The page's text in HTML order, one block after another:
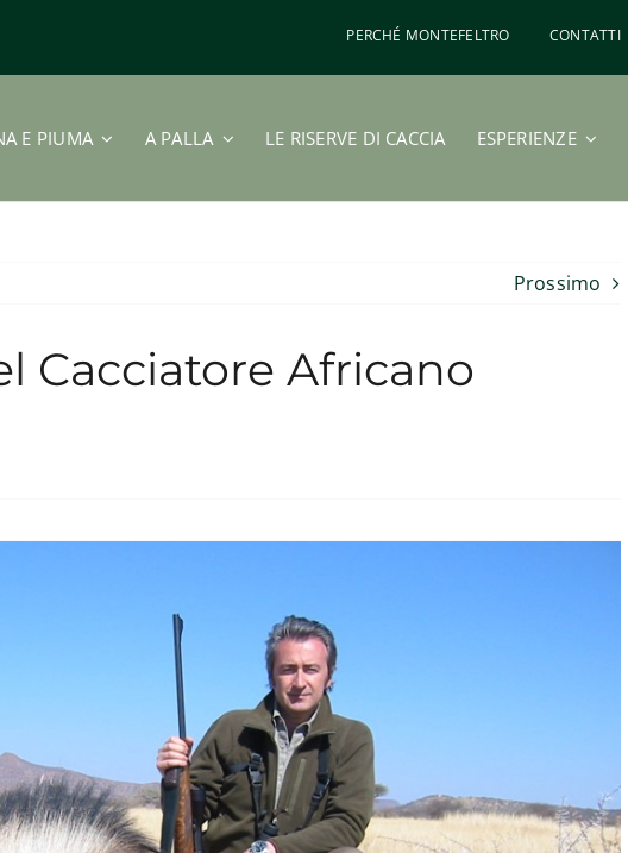
PERCHÉ MONTEFELTRO CONTATTI
E PIUMA A PALLA LE RISERVE DI CACCIA ESPERIENZE
Prossimo
Cacciatore Africano